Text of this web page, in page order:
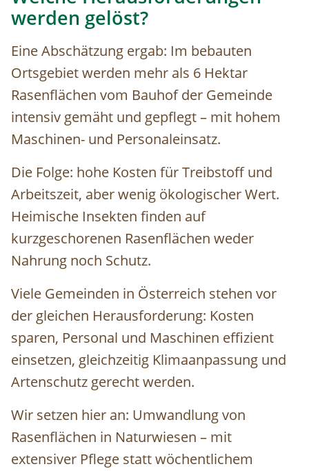
werden gelöst?
Eine Abschätzung ergab: Im bebauten
Ortsgebiet werden mehr als 6 Hektar
Rasenflächen vom Bauhof der Gemeinde
intensiv gemäht und gepflegt – mit hohem
Maschinen- und Personaleinsatz.
Die Folge: hohe Kosten für Treibstoff und
Arbeitszeit, aber wenig ökologischer Wert.
Heimische Insekten finden auf
kurzgeschorenen Rasenflächen weder
Nahrung noch Schutz.
Viele Gemeinden in Österreich stehen vor
der gleichen Herausforderung: Kosten
sparen, Personal und Maschinen effizient
einsetzen, gleichzeitig Klimaanpassung und
Artenschutz gerecht werden.
Wir setzen hier an: Umwandlung von
Rasenflächen in Naturwiesen – mit
extensiver Pflege statt wöchentlichem